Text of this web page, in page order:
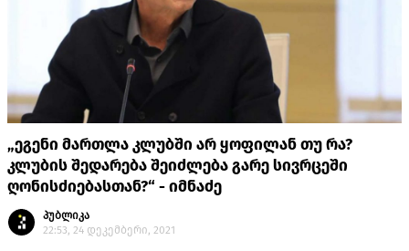
„ეგენი მართლა კლუბში არ ყოფილან თუ რა?
კლუბის შედარება შეიძლება გარე სივრცეში
ღონისძიებასთან?“ - იმნაძე
პუბლიკა
22:53, 24 დეკემბერი, 2021